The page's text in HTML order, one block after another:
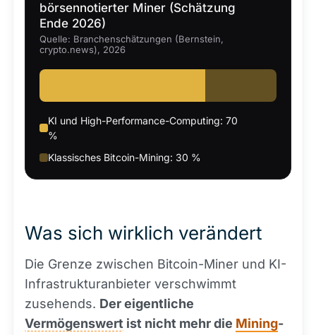
börsennotierter Miner (Schätzung
Ende 2026)
Quelle: Branchenschätzungen (Bernstein,
crypto.news), 2026
KI und High-Performance-Computing: 70
%
Klassisches Bitcoin-Mining: 30 %
Was sich wirklich verändert
Die Grenze zwischen Bitcoin-Miner und KI-
Infrastrukturanbieter verschwimmt
zusehends. Der eigentliche
Vermögenswert ist nicht mehr die Mining-